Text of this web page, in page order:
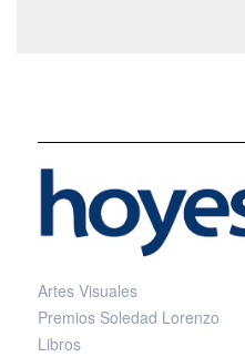
Artes Visuales
Premios Soledad Lorenzo
Libros